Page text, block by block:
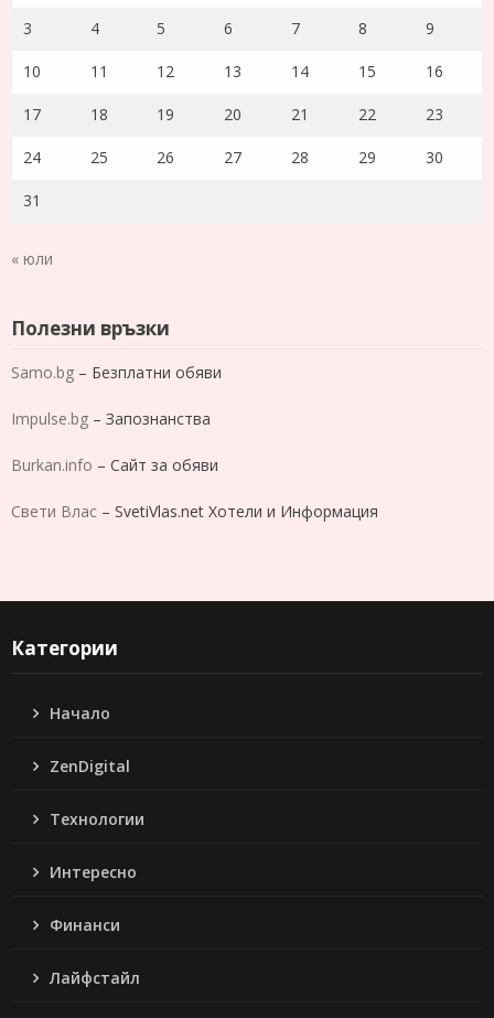
3 4 5 6 7 8 9
10 11 12 13 14 15 16
17 18 19 20 21 22 23
24 25 26 27 28 29 30
31
« юли
Полезни връзки
Samo.bg – Безплатни обяви
Impulse.bg – Запознанства
Burkan.info – Сайт за обяви
Свети Влас – SvetiVlas.net Хотели и Информация
Категории
Начало
ZenDigital
Технологии
Интересно
Финанси
Лайфстайл